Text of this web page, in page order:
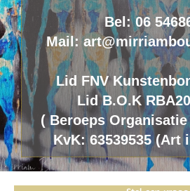
Bel: 06
Mail:
Lid FNV
Lid B.O.K
(BeroepsOrganisatie
KvK: 63539535 (Art